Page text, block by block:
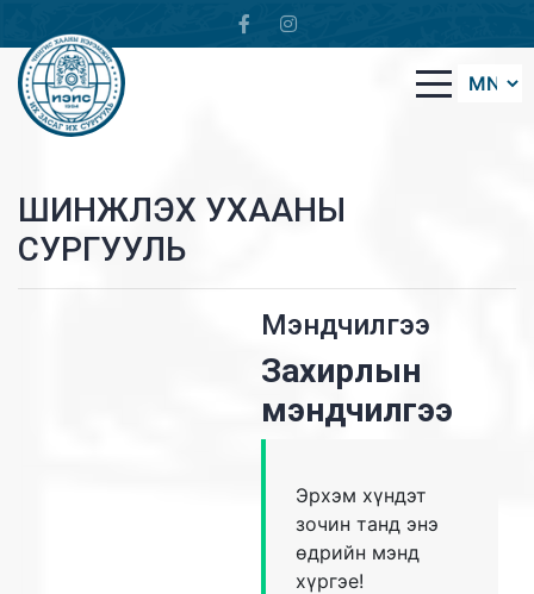
ШИНЖЛЭХ УХААНЫ
СУРГУУЛЬ
Мэндчилгээ
Захирлын
мэндчилгээ
Эрхэм хүндэт
зочин танд энэ
өдрийн мэнд
хүргэе!